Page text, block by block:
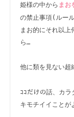
姫様の中から まお
の禁止事項(ルー
まお的にそれ以
ら…
他に類を見ない
ｺｺだけの話、カラ
キモチイイことが